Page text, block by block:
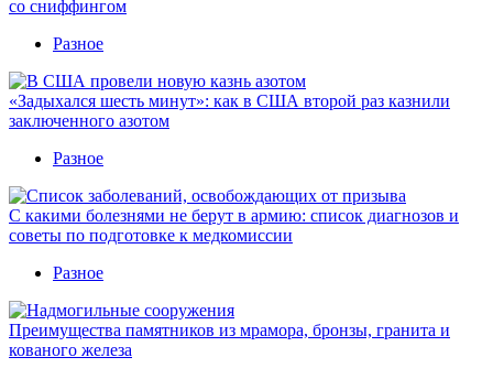
со сниффингом
Разное
«Задыхался шесть минут»: как в США второй раз казнили
заключенного азотом
Разное
С какими болезнями не берут в армию: список диагнозов и
советы по подготовке к медкомиссии
Разное
Преимущества памятников из мрамора, бронзы, гранита и
кованого железа